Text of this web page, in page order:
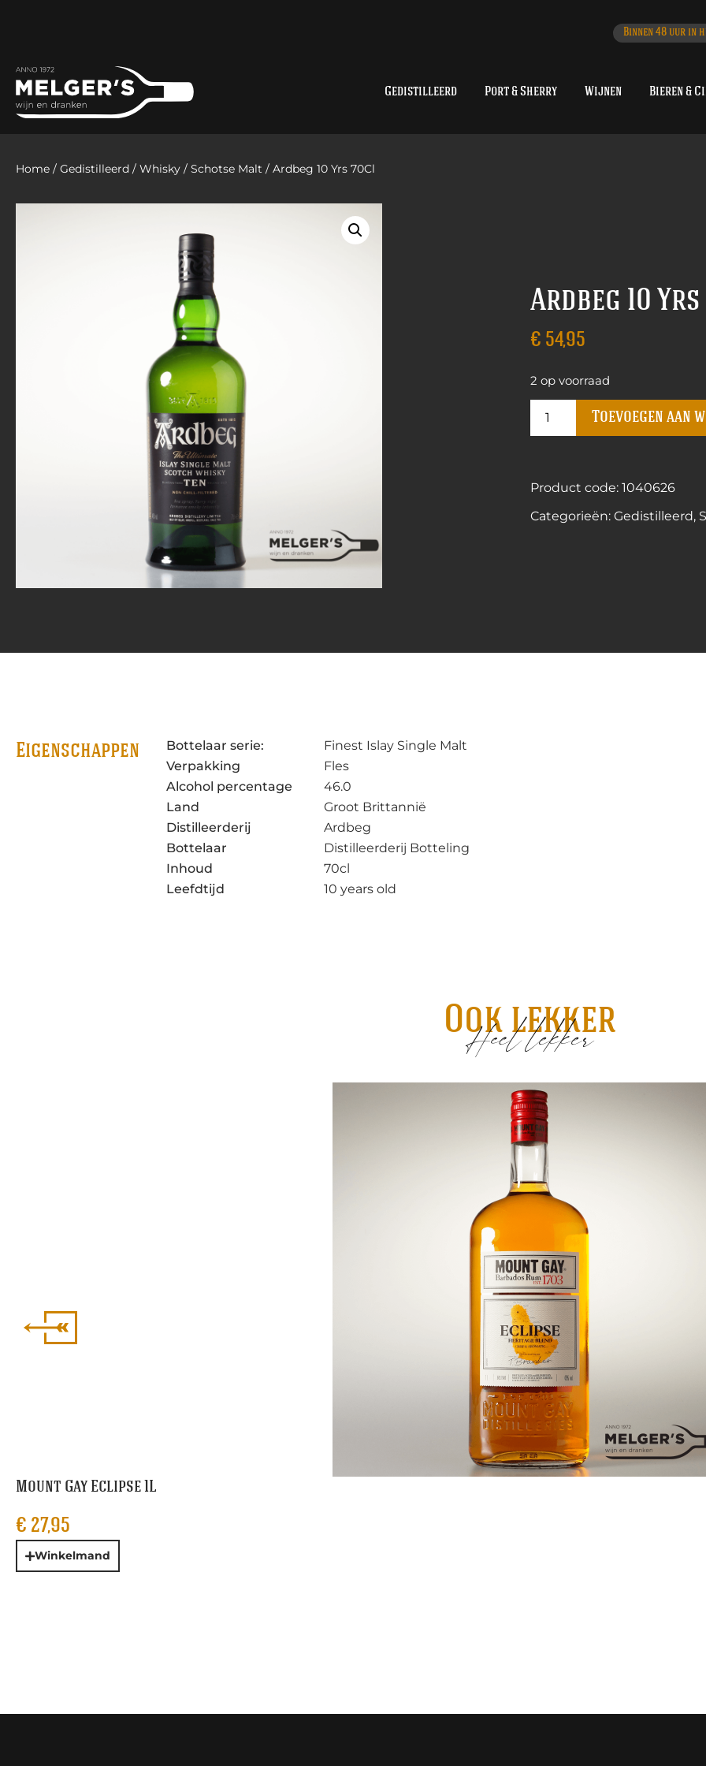
Binnen 48 uur in
Gedistilleerd Port & Sherry Wijnen Bieren &
Home / Gedistilleerd / Whisky / Schotse Malt / Ardbeg 10 Yrs 70Cl
Ardbeg 10
€ 54,95
2 op voorraad
Toevoegen aan
Product code: 1040626
Categorieën:Gedistilleerd,
Eigenschappen Bottelaar serie:
Finest Islay Single Malt
Verpakking
Fles
Alcohol percentage
46.0
Land
Groot Brittannië
Distilleerderij
Ardbeg
Bottelaar
Distilleerderij Botteling
Inhoud
70cl
Leefdtijd
10 years old
Ook lekker
Heel lekker
Mount Gay Eclipse 1L
€ 27,95
Winkelmand